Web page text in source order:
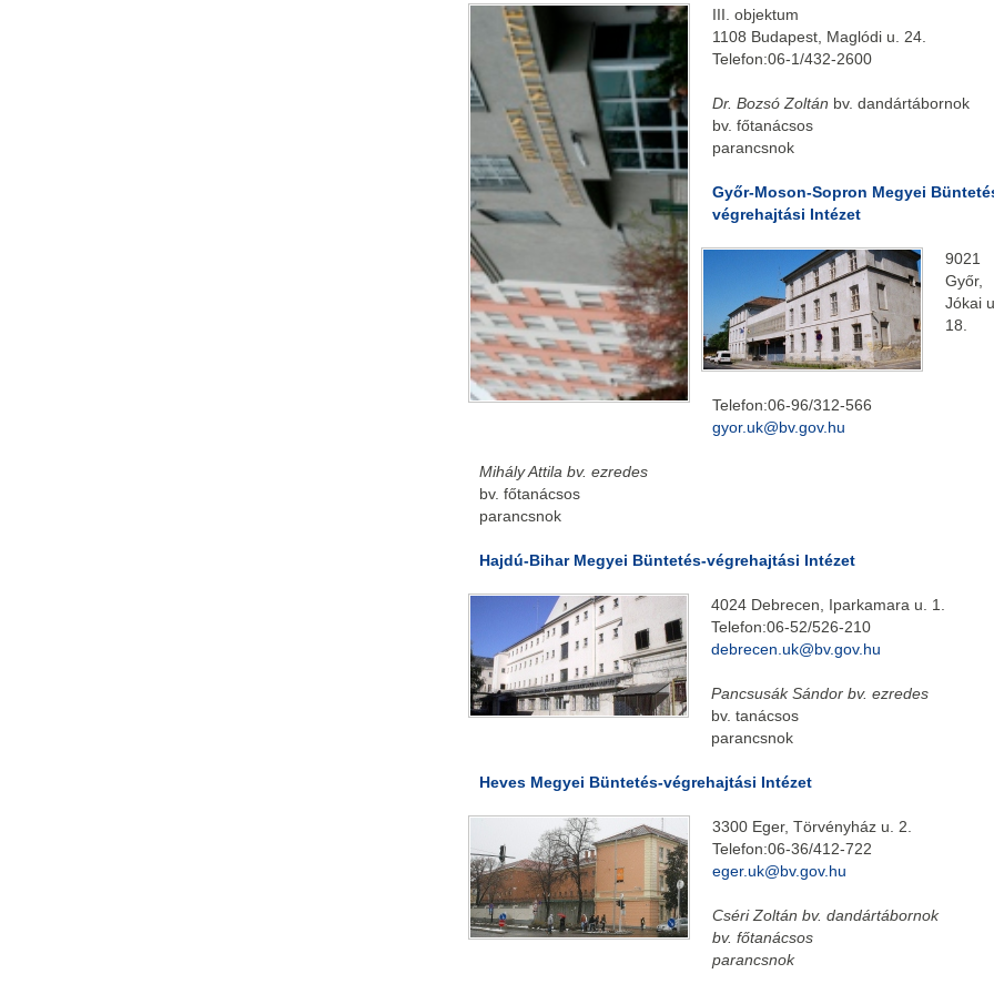
III. objektum
1108 Budapest, Maglódi u. 24.
Telefon:06-1/432-2600
Dr. Bozsó Zoltán bv. dandártábornok
bv. főtanácsos
parancsnok
Győr-Moson-Sopron Megyei
végrehajtási Intézet
9021
Győr,
Jókai u.
18.
Telefon:06-96/312-566
gyor.uk@bv.gov.hu
Mihály Attila bv. ezredes
bv. főtanácsos
parancsnok
Hajdú-Bihar Megyei Büntetés-végrehajtási Intézet
4024 Debrecen, Iparkamara u. 1.
Telefon:06-52/526-210
debrecen.uk@bv.gov.hu
Pancsusák Sándor bv. ezredes
bv. tanácsos
parancsnok
Heves Megyei Büntetés-végrehajtási Intézet
3300 Eger, Törvényház u. 2.
Telefon:06-36/412-722
eger.uk@bv.gov.hu
Cséri Zoltán bv. dandártábornok
bv. főtanácsos
parancsnok